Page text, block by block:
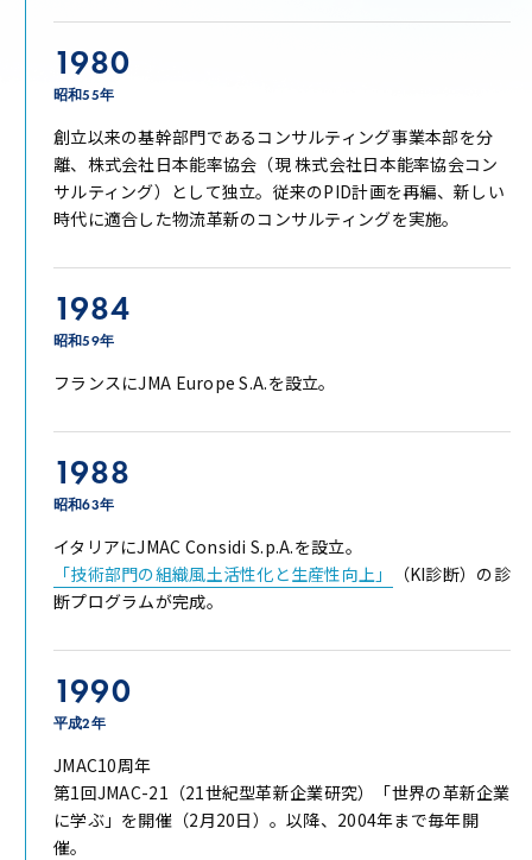
1980
昭和55年
創立以来の基幹部門であるコンサルティング事業本部を分
離、株式会社日本能率協会（現 株式会社日本能率協会コン
サルティング）として独立。従来のPID計画を再編、新しい
時代に適合した物流革新のコンサルティングを実施。
1984
昭和59年
フランスにJMA Europe S.A.を設立。
1988
昭和63年
イタリアにJMAC Considi S.p.A.を設立。
「技術部門の組織風土活性化と生産性向上」
（KI診断）の診
断プログラムが完成。
1990
平成2年
JMAC10周年
第1回JMAC-21（21世紀型革新企業研究）「世界の革新企業
に学ぶ」を開催（2月20日）。以降、2004年まで毎年開
催。